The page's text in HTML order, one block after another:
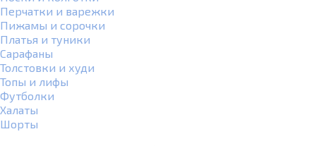
Перчатки и варежки
Пижамы и сорочки
Платья и туники
Сарафаны
Толстовки и худи
Топы и лифы
Футболки
Халаты
Шорты